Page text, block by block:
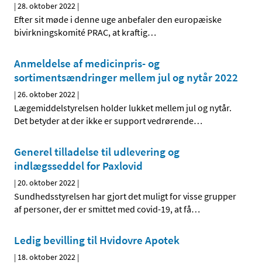
|28. oktober 2022 |
Efter sit møde i denne uge anbefaler den europæiske
bivirkningskomité PRAC, at kraftig…
Anmeldelse af medicinpris- og
sortimentsændringer mellem jul og nytår 2022
|26. oktober 2022 |
Lægemiddelstyrelsen holder lukket mellem jul og nytår.
Det betyder at der ikke er support vedrørende…
Generel tilladelse til udlevering og
indlægsseddel for Paxlovid
|20. oktober 2022 |
Sundhedsstyrelsen har gjort det muligt for visse grupper
af personer, der er smittet med covid-19, at få…
Ledig bevilling til Hvidovre Apotek
| 18. oktober 2022 |